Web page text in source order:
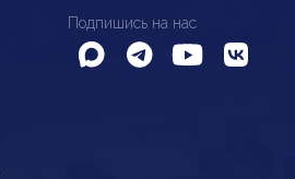
Подпишись на нас